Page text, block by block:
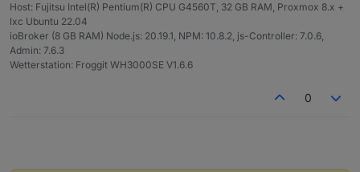
Host: Fujitsu Intel(R) Pentium(R) CPU G4560T, 32 GB RAM, Proxmox 8.x +
lxc Ubuntu 22.04
ioBroker (8 GB RAM) Node.js: 20.19.1, NPM: 10.8.2, js-Controller: 7.0.6,
Admin: 7.6.3
Wetterstation: Froggit WH3000SE V1.6.6
0